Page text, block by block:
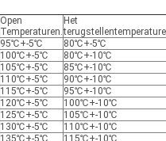
Open
Temperaturen.
Het
95℃+-5℃
80℃+-5℃
100℃+-5℃
80℃+-10℃
105℃+-5℃
85℃+-10℃
110℃+-5℃
90℃+-10℃
115℃+-5℃
95℃+-10℃
120℃+-5℃
100℃+-10℃
125℃+-5℃
105℃+-10℃
130℃+-5℃
110℃+-10℃